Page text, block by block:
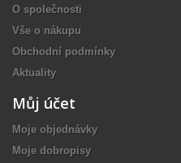
O společnosti
Vše o nákupu
Obchodní podmínky
Aktuality
Můj účet
Moje objednávky
Moje dobropisy